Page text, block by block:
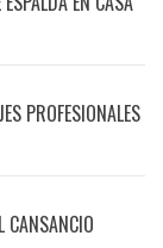
PROFESIONALES
CANSANCIO